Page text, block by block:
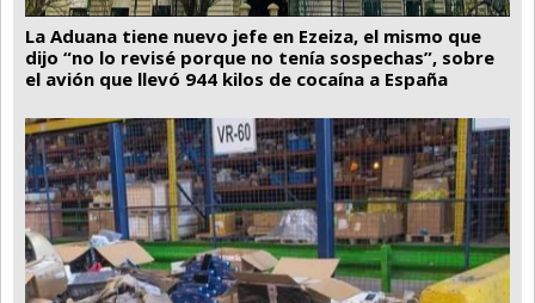
La Aduana tiene nuevo jefe en Ezeiza, el mismo que
dijo “no lo revisé porque no tenía sospechas”, sobre
el avión que llevó 944 kilos de cocaína a España